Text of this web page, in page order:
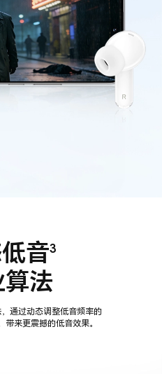
音3
法
通过动态调整低音频率的
来更震撼的低音效果。